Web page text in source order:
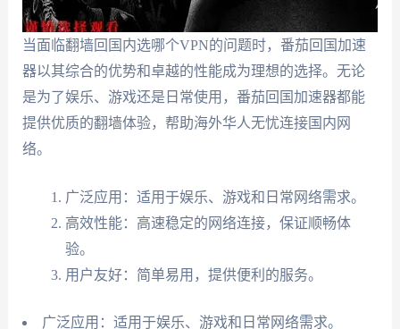
当面临翻墙回国内选哪个VPN的问题时，番茄回国加速
器以其综合的优势和卓越的性能成为理想的选择。无论
是为了娱乐、游戏还是日常使用，番茄回国加速器都能
提供优质的翻墙体验，帮助海外华人无忧连接国内网
络。
广泛应用：适用于娱乐、游戏和日常网络需求。
高效性能：高速稳定的网络连接，保证顺畅体
验。
用户友好：简单易用，提供便利的服务。
广泛应用：适用于娱乐、游戏和日常网络需求。